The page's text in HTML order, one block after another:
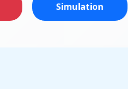
Simulation